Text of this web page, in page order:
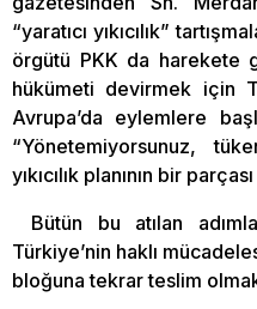
“yaratıcı yıkıcılık”
örgütü PKK da harekete
hükümeti devirmek için
Avrupa’da eylemlere
“Yönetemiyorsunuz,
yıkıcılık planının bir
Bütün bu atılan
Türkiye’nin haklı
bloğuna tekrar teslim